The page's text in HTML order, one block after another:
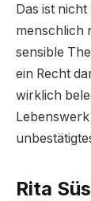
Das ist
menschlich
sensible
ein Recht
wirklich
Rita